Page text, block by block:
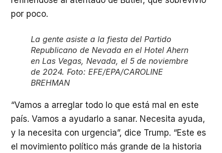
por poco.
La gente asiste a la fiesta del Partido
Republicano de Nevada en el Hotel Ahern
en Las Vegas, Nevada, el 5 de noviembre
de 2024. Foto: EFE/EPA/CAROLINE
BREHMAN
“Vamos a arreglar todo lo que está mal en este
país. Vamos a ayudarlo a sanar. Necesita ayuda,
y la necesita con urgencia”, dice Trump. “Este es
el movimiento político más grande de la historia